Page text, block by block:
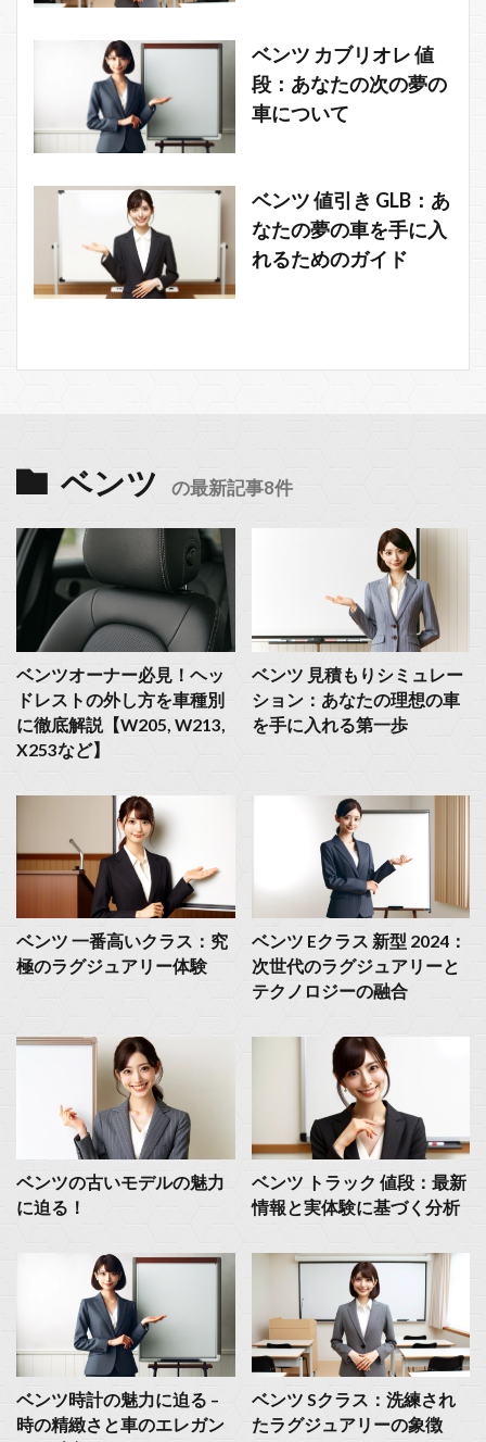
ベンツ カブリオレ 値
段：あなたの次の夢の
車について
ベンツ 値引き GLB：あ
なたの夢の車を手に入
れるためのガイド
ベンツ の最新記事8件
ベンツオーナー必見！ヘッ
ドレストの外し方を車種別
に徹底解説【W205, W213,
X253など】
ベンツ 見積もりシミュレー
ション：あなたの理想の車
を手に入れる第一歩
ベンツ 一番高いクラス：究
極のラグジュアリー体験
ベンツ Eクラス 新型 2024：
次世代のラグジュアリーと
テクノロジーの融合
ベンツの古いモデルの魅力
に迫る！
ベンツ トラック 値段：最新
情報と実体験に基づく分析
ベンツ時計の魅力に迫る –
時の精緻さと車のエレガン
ベンツ Sクラス：洗練され
たラグジュアリーの象徴